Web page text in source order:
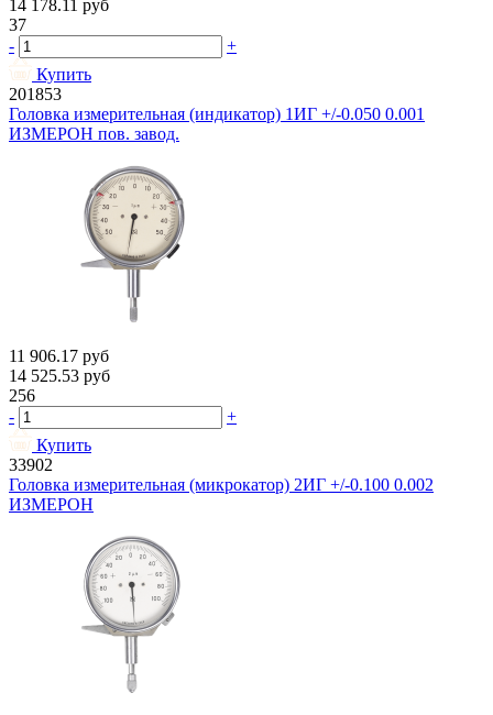
14 178.11 руб
37
-
+
Купить
201853
Головка измерительная (индикатор) 1ИГ +/-0.050 0.001
ИЗМЕРОН пов. завод.
11 906.17 руб
14 525.53 руб
256
-
+
Купить
33902
Головка измерительная (микрокатор) 2ИГ +/-0.100 0.002
ИЗМЕРОН